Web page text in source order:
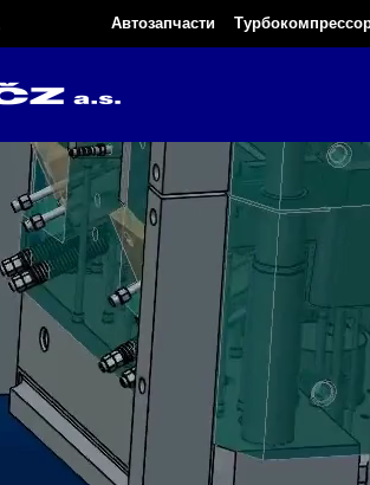
Автозапчасти